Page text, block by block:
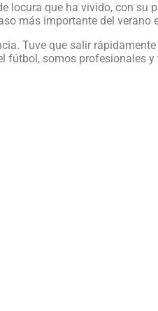
locura que ha vivido, con su
más importante del verano
Tuve que salir
somos profesionales y